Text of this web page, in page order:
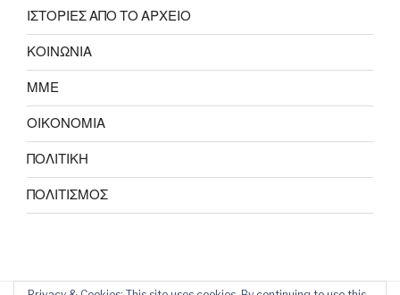
ΙΣΤΟΡΙΕΣ ΑΠΟ ΤΟ ΑΡΧΕΙΟ
ΚΟΙΝΩΝΙΑ
ΜΜΕ
ΟΙΚΟΝΟΜΙΑ
ΠΟΛΙΤΙΚΗ
ΠΟΛΙΤΙΣΜΟΣ